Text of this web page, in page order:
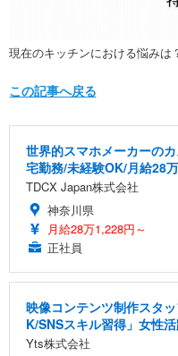
現在のキッチンにおける悩みは
この記事へ戻る
世界的スマホメーカーの
宅勤務/未経験OK/月給28
TDCX Japan株式会社
神奈川県
月給28万1,228円～
正社員
映像コンテンツ制作スタ
K/SNSスキル習得」女性
Yts株式会社